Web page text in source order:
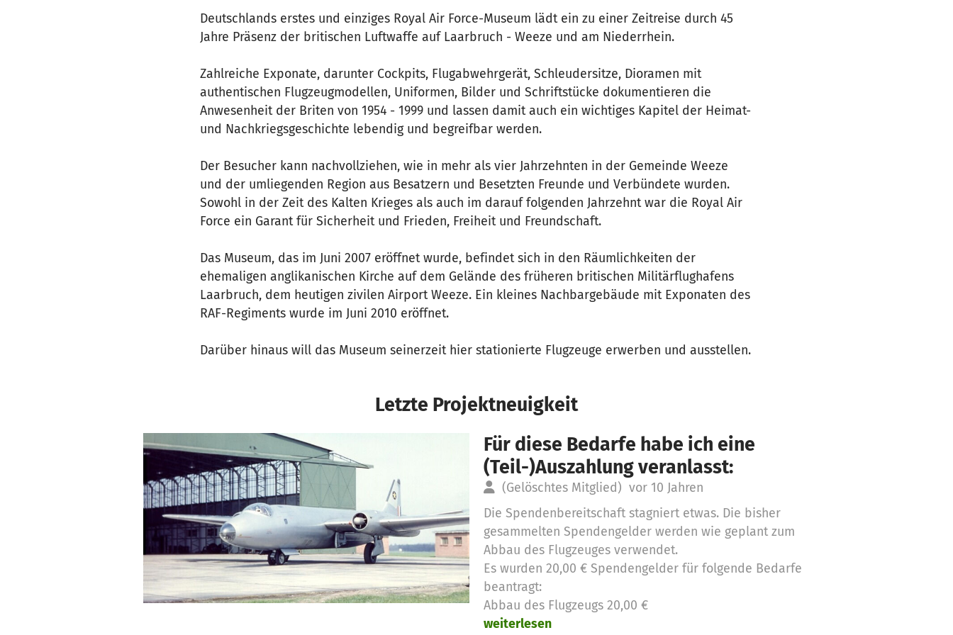
Deutschlands erstes und einziges Royal Air Force-Museum lädt ein zu einer Zeitreise durch 45
Jahre Präsenz der britischen Luftwaffe auf Laarbruch - Weeze und am Niederrhein.
Zahlreiche Exponate, darunter Cockpits, Flugabwehrgerät, Schleudersitze, Dioramen mit
authentischen Flugzeugmodellen, Uniformen, Bilder und Schriftstücke dokumentieren die
Anwesenheit der Briten von 1954 - 1999 und lassen damit auch ein wichtiges Kapitel der Heimat-
und Nachkriegsgeschichte lebendig und begreifbar werden.
Der Besucher kann nachvollziehen, wie in mehr als vier Jahrzehnten in der Gemeinde Weeze
und der umliegenden Region aus Besatzern und Besetzten Freunde und Verbündete wurden.
Sowohl in der Zeit des Kalten Krieges als auch im darauf folgenden Jahrzehnt war die Royal Air
Force ein Garant für Sicherheit und Frieden, Freiheit und Freundschaft.
Das Museum, das im Juni 2007 eröffnet wurde, befindet sich in den Räumlichkeiten der
ehemaligen anglikanischen Kirche auf dem Gelände des früheren britischen Militärflughafens
Laarbruch, dem heutigen zivilen Airport Weeze. Ein kleines Nachbargebäude mit Exponaten des
RAF-Regiments wurde im Juni 2010 eröffnet.
Darüber hinaus will das Museum seinerzeit hier stationierte Flugzeuge erwerben und ausstellen.
Letzte Projektneuigkeit
Für diese Bedarfe habe ich eine
(Teil-)Auszahlung veranlasst:
(Gelöschtes Mitglied) vor 10 Jahren
Die Spendenbereitschaft stagniert etwas. Die bisher
gesammelten Spendengelder werden wie geplant zum
Abbau des Flugzeuges verwendet.
Es wurden 20,00 € Spendengelder für folgende Bedarfe
beantragt:
Abbau des Flugzeugs 20,00 €
weiterlesen